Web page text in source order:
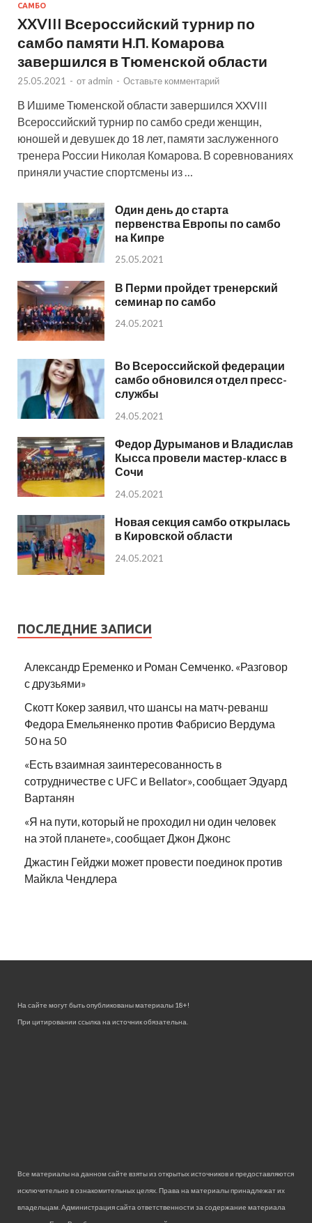
САМБО
XXVIII Всероссийский турнир по
самбо памяти Н.П. Комарова
завершился в Тюменской области
25.05.2021 - от admin - Оставьте комментарий
В Ишиме Тюменской области завершился XXVIII
Всероссийский турнир по самбо среди женщин,
юношей и девушек до 18 лет, памяти заслуженного
тренера России Николая Комарова. В соревнованиях
приняли участие спортсмены из …
Один день до старта
первенства Европы по самбо
на Кипре
25.05.2021
В Перми пройдет тренерский
семинар по самбо
24.05.2021
Во Всероссийской федерации
самбо обновился отдел пресс-
службы
24.05.2021
Федор Дурыманов и Владислав
Кысса провели мастер-класс в
Сочи
24.05.2021
Новая секция самбо открылась
в Кировской области
24.05.2021
ПОСЛЕДНИЕ ЗАПИСИ
Александр Еременко и Роман Семченко. «Разговор
с друзьями»
Скотт Кокер заявил, что шансы на матч-реванш
Федора Емельяненко против Фабрисио Вердума
50 на 50
«Есть взаимная заинтересованность в
сотрудничестве с UFC и Bellator», сообщает Эдуард
Вартанян
«Я на пути, который не проходил ни один человек
на этой планете», сообщает Джон Джонс
Джастин Гейджи может провести поединок против
Майкла Чендлера
На сайте могут быть опубликованы материалы 18+!
При цитировании ссылка на источник обязательна.
Все материалы на данном сайте взяты из открытых источников и предоставляются
исключительно в ознакомительных целях. Права на материалы принадлежат их
владельцам. Администрация сайта ответственности за содержание материала